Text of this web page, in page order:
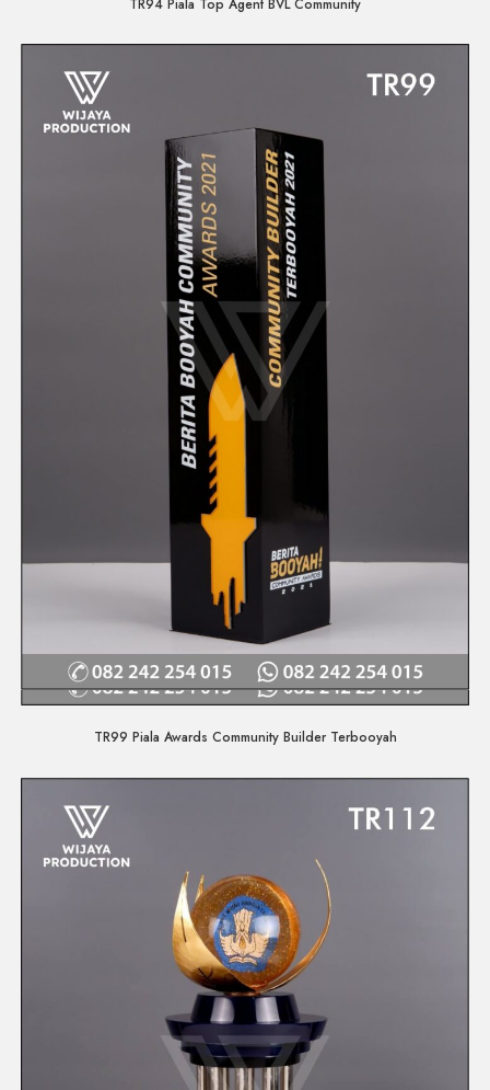
TR94 Piala Top Agent BVL Community
Quick View
TR99 Piala Awards Community Builder Terbooyah